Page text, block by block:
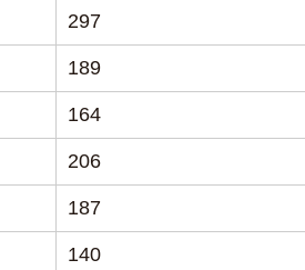
297
189
164
206
187
140